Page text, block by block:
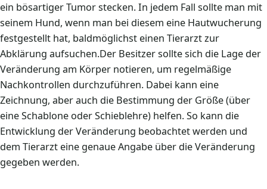
ein bösartiger Tumor stecken. In jedem Fall sollte man mit
seinem Hund, wenn man bei diesem eine Hautwucherung
festgestellt hat, baldmöglichst einen Tierarzt zur
Abklärung aufsuchen.Der Besitzer sollte sich die Lage der
Veränderung am Körper notieren, um regelmäßige
Nachkontrollen durchzuführen. Dabei kann eine
Zeichnung, aber auch die Bestimmung der Größe (über
eine Schablone oder Schieblehre) helfen. So kann die
Entwicklung der Veränderung beobachtet werden und
dem Tierarzt eine genaue Angabe über die Veränderung
gegeben werden.